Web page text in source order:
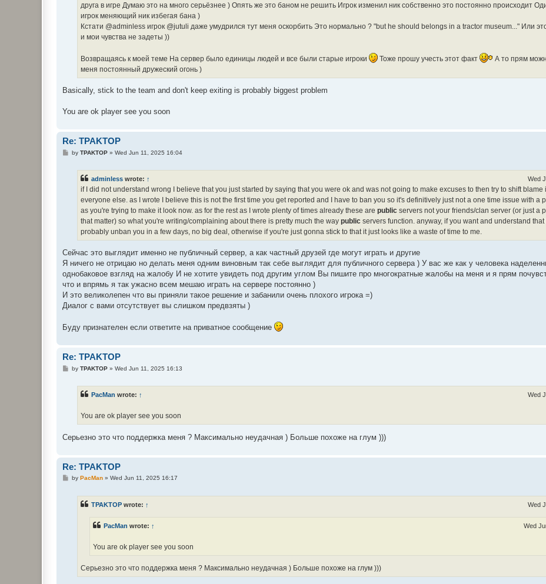
друга в игре Думаю это на много серьёзнее ) Опять же это баном не решить Игрок изменил ник собственно это постоянно происходит
игрок меняющий ник избегая бана )
Кстати @adminless игрок @jutuli даже умудрился тут меня оскорбить Это нормально ? "but he should belongs in a tractor museum..." Или
и мои чувства не задеты ))
Возвращаясь к моей теме На сервер было единицы людей и все были старые игроки Тоже прошу учесть этот факт
А то прям
меня постоянный дружеский огонь )
Basically, stick to the team and don't keep exiting is probably biggest problem
You are ok player see you soon
Re: TPAKTOP
Pby TPAKTOP» Wed Jun 11, 2025 16:04
adminless wrote: ↑ Wed
if I did not understand wrong I believe that you just started by saying that you were ok and was not going to make excuses to then try to shift blame
everyone else. as I wrote I believe this is not the first time you get reported and I have to ban you so it's definitively just not a one time issue with a
as you're trying to make it look now. as for the rest as I wrote plenty of times already these are public servers not your friends/clan server (or just a
that matter) so what you're writing/complaining about there is pretty much the way public servers function. anyway, if you want and understand that
probably unban you in a few days, no big deal, otherwise if you're just gonna stick to that it just looks like a waste of time to me.
Сейчас это выглядит именно не публичный сервер, а как частный друзей где могут играть и другие
Я ничего не отрицаю но делать меня одним виновным так себе выглядит для публичного сервера ) У вас же как у человека
однобаковое взгляд на жалобу И не хотите увидеть под другим углом Вы пишите про многократные жалобы на меня и я прям
что и впрямь я так ужасно всем мешаю играть на сервере постоянно )
И это великолепен что вы приняли такое решение и забанили очень плохого игрока =)
Диалог с вами отсутствует вы слишком предвзяты )
Буду признателен если ответите на приватное сообщение
Re: TPAKTOP
Pby TPAKTOP» Wed Jun 11, 2025 16:13
PacMan wrote: ↑ Wed
You are ok player see you soon
Серьезно это что поддержка меня ? Максимально неудачная ) Больше похоже на глум )))
Re: TPAKTOP
Pby PacMan» Wed Jun 11, 2025 16:17
TPAKTOP wrote: ↑ Wed
PacMan wrote: ↑ Wed
You are ok player see you soon
Серьезно это что поддержка меня ? Максимально неудачная ) Больше похоже на глум )))